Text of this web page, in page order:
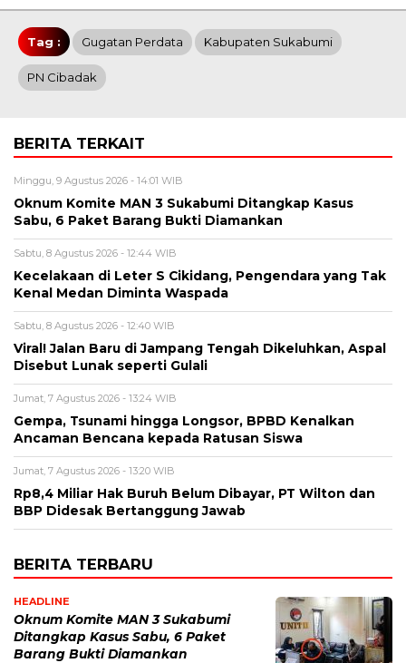
Tag : Gugatan Perdata Kabupaten Sukabumi
PN Cibadak
BERITA TERKAIT
Minggu, 9 Agustus 2026 - 14:01 WIB
Oknum Komite MAN 3 Sukabumi Ditangkap Kasus
Sabu, 6 Paket Barang Bukti Diamankan
Sabtu, 8 Agustus 2026 - 12:44 WIB
Kecelakaan di Leter S Cikidang, Pengendara yang Tak
Kenal Medan Diminta Waspada
Sabtu, 8 Agustus 2026 - 12:40 WIB
Viral! Jalan Baru di Jampang Tengah Dikeluhkan, Aspal
Disebut Lunak seperti Gulali
Jumat, 7 Agustus 2026 - 13:24 WIB
Gempa, Tsunami hingga Longsor, BPBD Kenalkan
Ancaman Bencana kepada Ratusan Siswa
Jumat, 7 Agustus 2026 - 13:20 WIB
Rp8,4 Miliar Hak Buruh Belum Dibayar, PT Wilton dan
BBP Didesak Bertanggung Jawab
BERITA TERBARU
HEADLINE
Oknum Komite MAN 3 Sukabumi
Ditangkap Kasus Sabu, 6 Paket
Barang Bukti Diamankan